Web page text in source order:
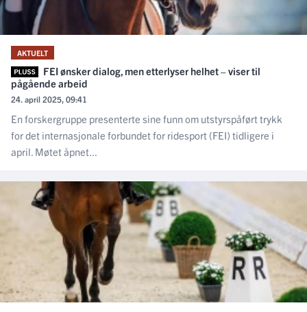
AKTUELT
FEI ønsker dialog, men etterlyser helhet – viser til
pågående arbeid
24. april 2025, 09:41
En forskergruppe presenterte sine funn om utstyrspåført trykk
for det internasjonale forbundet for ridesport (FEI) tidligere i
april. Møtet åpnet...